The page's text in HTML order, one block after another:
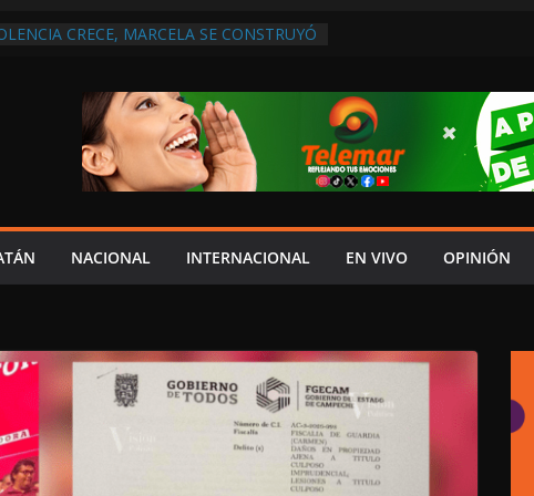
CRECE, MARCELA SE CONSTRUYÓ
EMPLEOS
NO PAGA A PROVEEDORES, PEMEX LA
QUE HAY UN PROYECTO PARA
CULTURAL MULTIFUNCIONAL EN EL
AUTORIZACIÓN MÉDICA PARA FIJAR
RESPONSABLE DEL ACCIDENTE
NACIONAL INTERNACIONAL EN VIVO OPINIÓN